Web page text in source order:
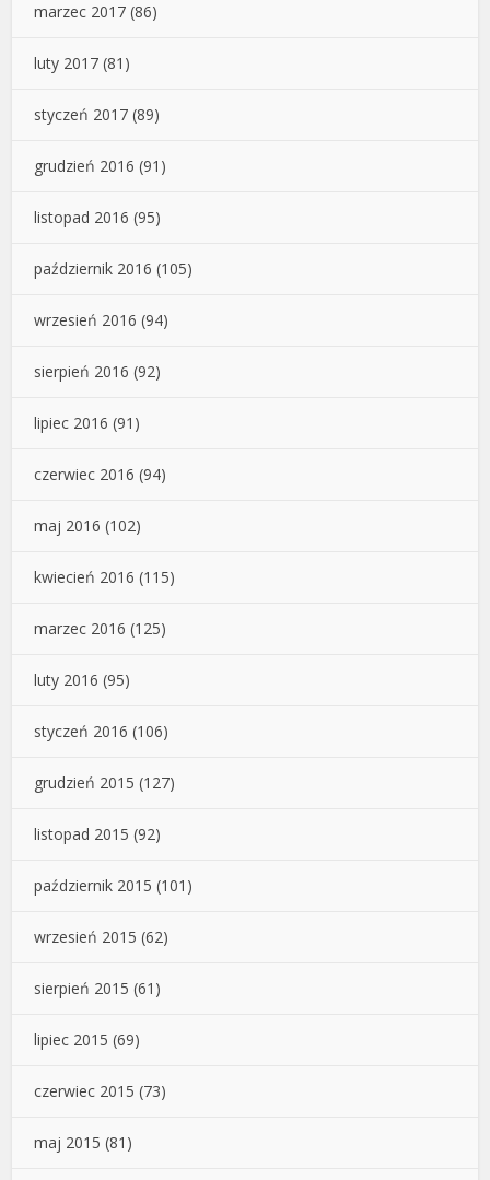
marzec 2017 (86)
luty 2017 (81)
styczeń 2017 (89)
grudzień 2016 (91)
listopad 2016 (95)
październik 2016 (105)
wrzesień 2016 (94)
sierpień 2016 (92)
lipiec 2016 (91)
czerwiec 2016 (94)
maj 2016 (102)
kwiecień 2016 (115)
marzec 2016 (125)
luty 2016 (95)
styczeń 2016 (106)
grudzień 2015 (127)
listopad 2015 (92)
październik 2015 (101)
wrzesień 2015 (62)
sierpień 2015 (61)
lipiec 2015 (69)
czerwiec 2015 (73)
maj 2015 (81)